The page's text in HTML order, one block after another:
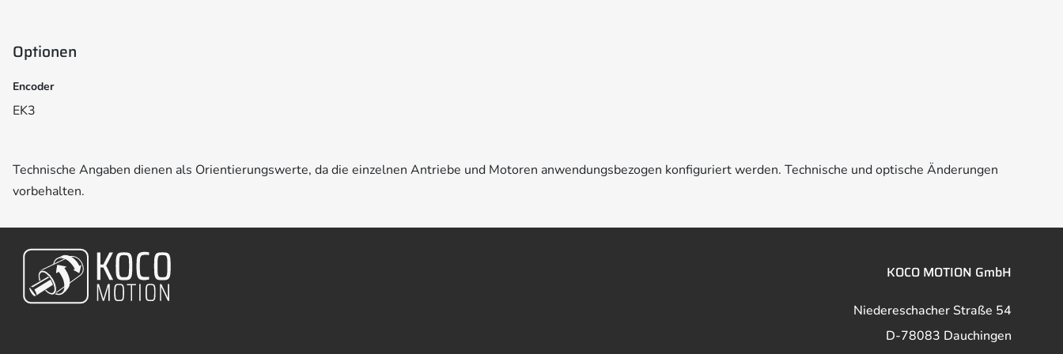
Optionen
Encoder
EK3
Technische Angaben dienen als Orientierungswerte, da die einzelnen Antriebe und Motoren anwendungsbezogen konfiguriert werden. Technische und optische Änderungen
vorbehalten.
KOCO MOTION GmbH
Niedereschacher Straße 54
D-78083 Dauchingen